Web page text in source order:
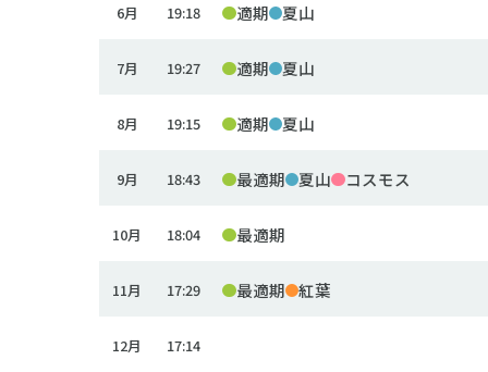
6月 19:18 適期 夏山
7月 19:27 適期 夏山
8月 19:15 適期 夏山
9月 18:43 最適期 夏山 コスモス
10月 18:04 最適期
11月 17:29 最適期 紅葉
12月 17:14